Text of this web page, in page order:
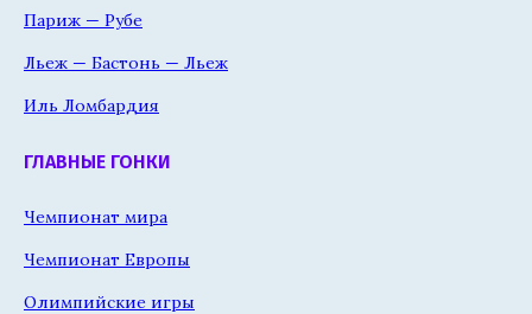
Париж — Рубе
Льеж — Бастонь — Льеж
Иль Ломбардия
ГЛАВНЫЕ ГОНКИ
Чемпионат мира
Чемпионат Европы
Олимпийские игры